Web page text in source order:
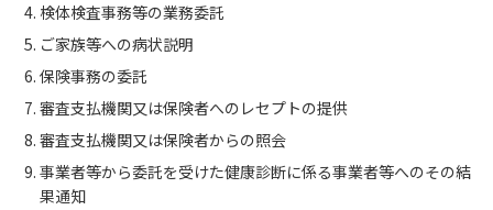
検体検査事務等の業務委託
ご家族等への病状説明
保険事務の委託
審査支払機関又は保険者へのレセプトの提供
審査支払機関又は保険者からの照会
事業者等から委託を受けた健康診断に係る事業者等へのその結
果通知